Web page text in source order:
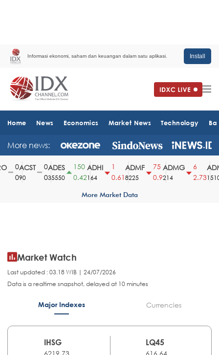
Informasi ekonomi, saham dan keuangan dalam satu aplikasi. Install
Home News Economics Market News Technology
More news:
ACST
90
ADES
35550
150
0.42
ADHI
164
0.61
ADMF
8225
75
0.9
ADMG
214
2.731510
More Market Data
Market Watch
Last updated : 03.18 WIB | 24/07/2026
Data is a realtime snapshot, delayed at 10 minutes
Major Indexes Currencies
IHSG
LQ45